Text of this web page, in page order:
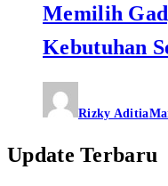
Memilih
Kebutuhan
Rizky Aditia
Update Terbaru